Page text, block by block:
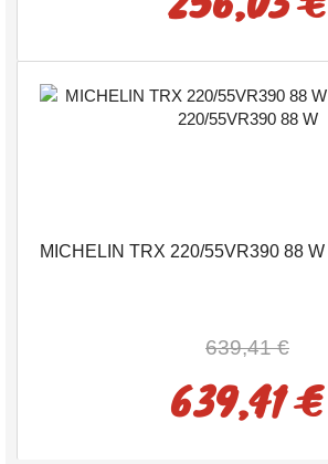
MICHELIN TRX 220/55VR390 88 W
639,41 €
639,41 €